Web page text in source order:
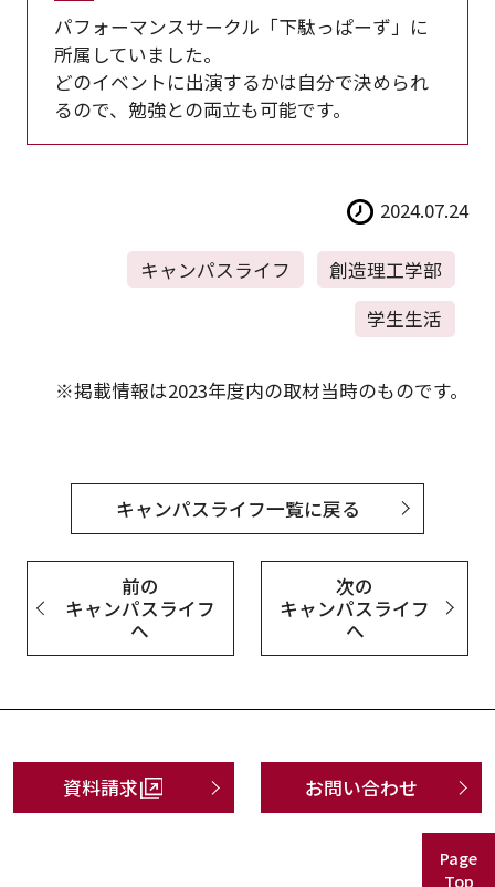
パフォーマンスサークル「下駄っぱーず」に
所属していました。
どのイベントに出演するかは自分で決められ
るので、勉強との両立も可能です。
2024.07.24
キャンパスライフ
創造理工学部
学生生活
※掲載情報は2023年度内の取材当時のものです。
キャンパスライフ一覧に戻る
前の
キャンパスライフ
へ
次の
キャンパスライフ
へ
資料請求 お問い合わせ
Page
Top